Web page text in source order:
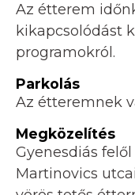
Az étterem
kikapcsolódást
programokról.
Parkolás
Az étteremnek
Megközelítés
Gyenesdiás
Martinovics